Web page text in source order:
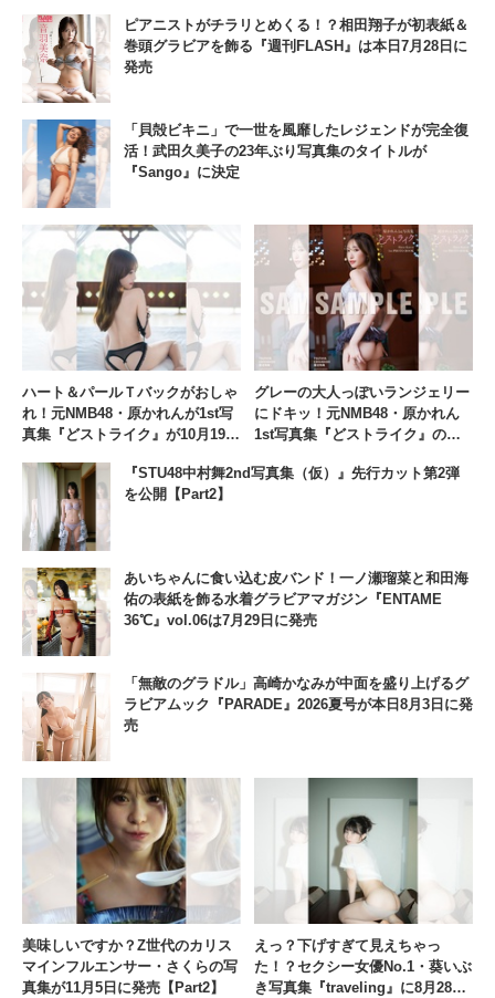
ピアニストがチラリとめくる！？相田翔子が初表紙＆
巻頭グラビアを飾る『週刊FLASH』は本日7月28日に
発売
「貝殻ビキニ」で一世を風靡したレジェンドが完全復
活！武田久美子の23年ぶり写真集のタイトルが
『Sango』に決定
ハート＆パールＴバックがおしゃ
れ！元NMB48・原かれんが1st写
真集『どストライク』が10月19日
グレーの大人っぽいランジェリー
にドキッ！元NMB48・原かれん
1st写真集『どストライク』のお
「TSUTAYA EBISUBASHI」で開
『STU48中村舞2nd写真集（仮）』先行カット第2弾
を公開【Part2】
あいちゃんに食い込む皮バンド！一ノ瀬瑠菜と和田海
佑の表紙を飾る水着グラビアマガジン『ENTAME
36℃』vol.06は7月29日に発売
「無敵のグラドル」高崎かなみが中面を盛り上げるグ
ラビアムック『PARADE』2026夏号が本日8月3日に発
売
美味しいですか？Z世代のカリス
マインフルエンサー・さくらの写
真集が11月5日に発売【Part2】
えっ？下げすぎて見えちゃっ
た！？セクシー女優No.1・葵いぶ
き写真集『traveling』に8月28日